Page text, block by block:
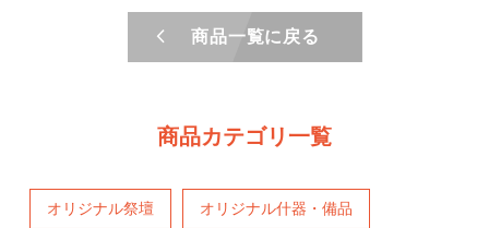
商品一覧に戻る
商品カテゴリ一覧
オリジナル祭壇 オリジナル什器・備品